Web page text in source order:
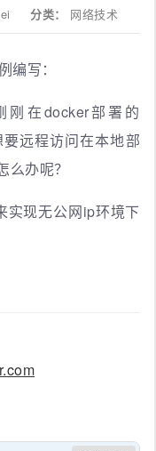
分类： 网络技术
写：
在docker部署的
远程访问在本地部
办呢？
实现无公网ip环境下